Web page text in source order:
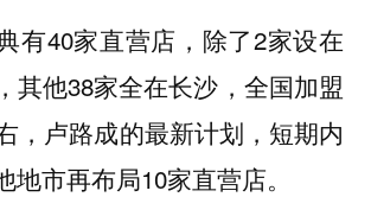
有40家直营店，除了2家设在
其他38家全在长沙，全国加盟
，卢路成的最新计划，短期内
地市再布局10家直营店。